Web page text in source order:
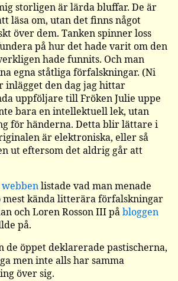
storligen är lärda bluffar. De är
läsa om, utan det finns något
över dem. Tanken spinner loss
på hur det hade varit om den
hade funnits. Och man
egna ståtliga förfalskningar. (Ni
inlägget den dag jag hittar
uppföljare till Fröken Julie uppe
bara en intellektuell lek, utan
för händerna. Detta blir lättare i
är elektroniska, eller så
ut eftersom det aldrig går att
listade vad man menade
kända litterära förfalskningar
och Loren Rosson III påbloggen
på.
de öppet deklarerade pastischerna,
men inte alls har samma
över sig.